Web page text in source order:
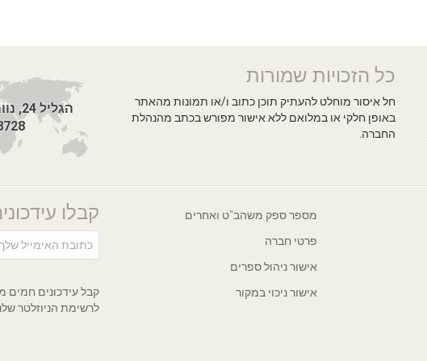
כל הזכויות שמורות
חל איסור מוחלט להעתיק תוכן כתוב ו/או תמונות מהאתר
באופן חלקי או במלואם ללא אישור מפורש בכתב מהנהלת
החברה.
מספר ספק משהב"ט ואחרים
פרטי חברה
אישור ניהול ספרים
אישור ניכוי במקור
קבלו
קבל עידכונים
לרשימת הניוזלטר